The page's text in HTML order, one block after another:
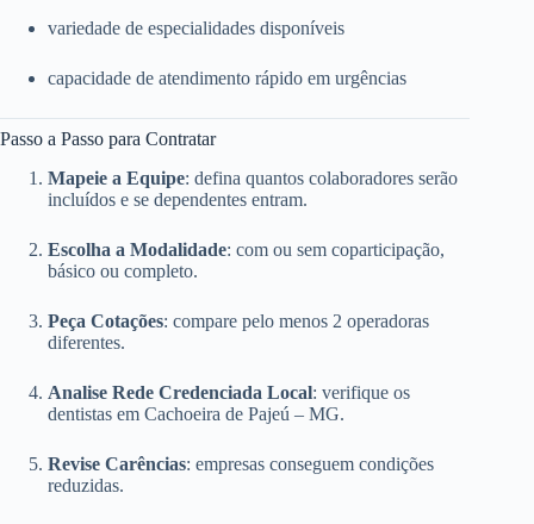
variedade de especialidades disponíveis
capacidade de atendimento rápido em urgências
Passo a Passo para Contratar
Mapeie a Equipe: defina quantos colaboradores serão
incluídos e se dependentes entram.
Escolha a Modalidade: com ou sem coparticipação,
básico ou completo.
Peça Cotações: compare pelo menos 2 operadoras
diferentes.
Analise Rede Credenciada Local: verifique os
dentistas em Cachoeira de Pajeú – MG.
Revise Carências: empresas conseguem condições
reduzidas.